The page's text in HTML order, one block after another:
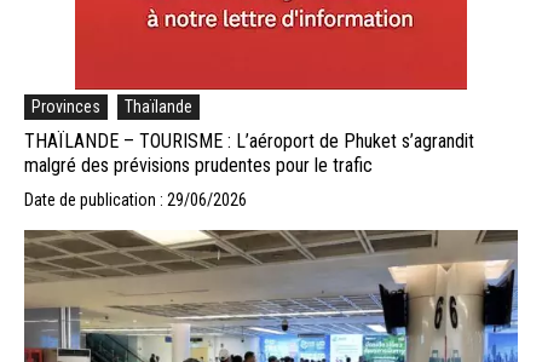
Provinces Thaïlande
THAÏLANDE – TOURISME : L’aéroport de Phuket s’agrandit
malgré des prévisions prudentes pour le trafic
Date de publication : 29/06/2026